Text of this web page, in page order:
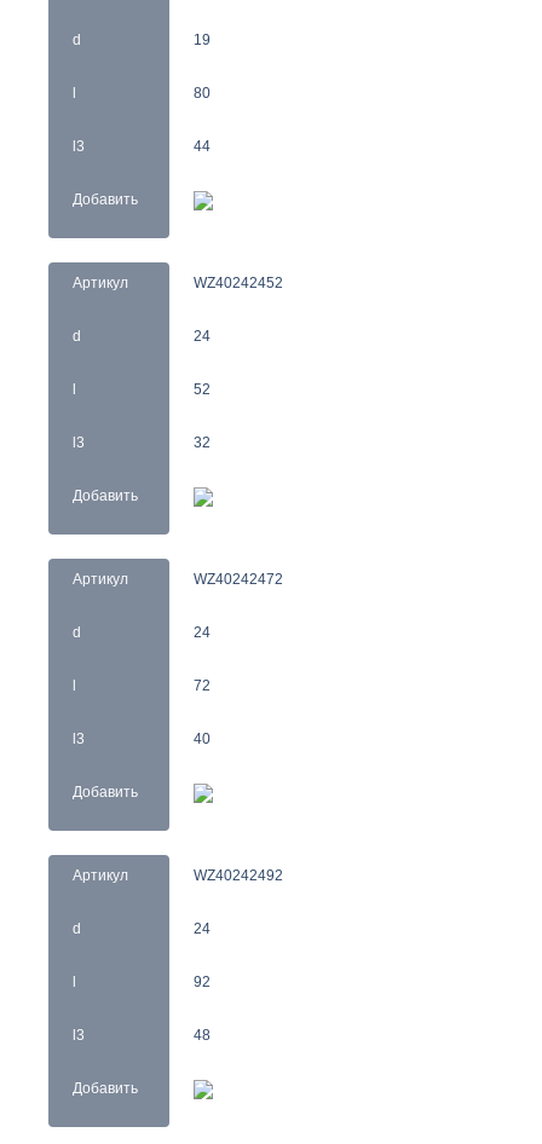
d
l3
Добавить
19
80
44
Артикул
d
l3
Добавить
WZ40242452
24
52
32
Артикул
d
l3
Добавить
WZ40242472
24
72
40
Артикул
d
l3
Добавить
WZ40242492
24
92
48